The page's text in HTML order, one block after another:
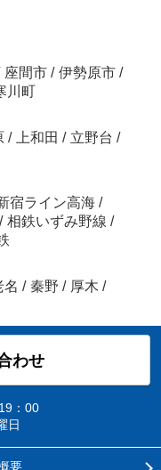
座間市 / 伊勢原市 /
川町
/ 上和田 / 立野台 /
宿ライン高海 /
/ 相鉄いずみ野線 /
名 / 秦野 / 厚木 /
わせ
：00
日
要